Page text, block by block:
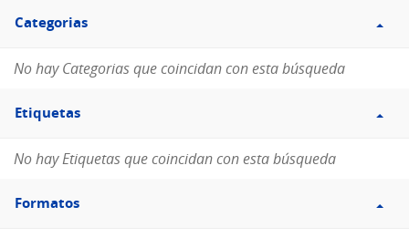
Filtro
Categorias
Categorias
No hay Categorias que coincidan con esta búsqueda
Filtro
Etiquetas
Etiquetas
No hay Etiquetas que coincidan con esta búsqueda
Filtro
Formatos
Formatos